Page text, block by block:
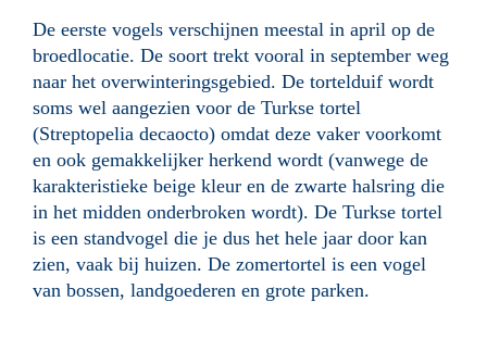
De eerste vogels verschijnen meestal in april op de
broedlocatie. De soort trekt vooral in september weg
naar het overwinteringsgebied. De tortelduif wordt
soms wel aangezien voor de Turkse tortel
(Streptopelia decaocto) omdat deze vaker voorkomt
en ook gemakkelijker herkend wordt (vanwege de
karakteristieke beige kleur en de zwarte halsring die
in het midden onderbroken wordt). De Turkse tortel
is een standvogel die je dus het hele jaar door kan
zien, vaak bij huizen. De zomertortel is een vogel
van bossen, landgoederen en grote parken.